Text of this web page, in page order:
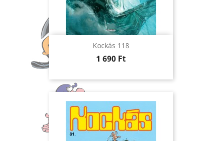
Kockás 118
Ár
1 690 Ft